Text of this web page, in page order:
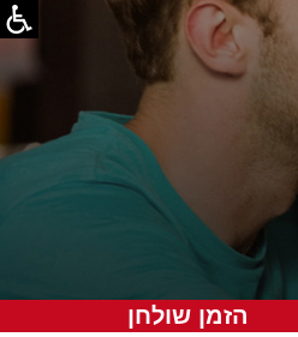
הזמן שולחן